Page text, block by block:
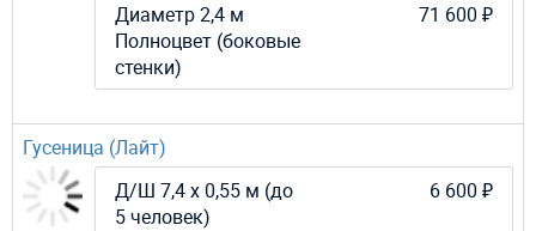
Диаметр 2,4 м
Полноцвет (боковые
стенки)
71 600 ₽
Гусеница (Лайт)
Д/Ш 7,4 х 0,55 м (до
5 человек)
6 600 ₽